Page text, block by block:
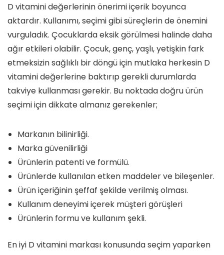
D vitamini değerlerinin önerimi içerik boyunca
aktardır. Kullanımı, seçimi gibi süreçlerin de önemini
vurguladık. Çocuklarda eksik görülmesi halinde daha
ağır etkileri olabilir. Çocuk, genç, yaşlı, yetişkin fark
etmeksizin sağlıklı bir döngü için mutlaka herkesin D
vitamini değerlerine baktırıp gerekli durumlarda
takviye kullanması gerekir. Bu noktada doğru ürün
seçimi için dikkate almanız gerekenler;
Markanın bilinirliği.
Marka güvenilirliği
Ürünlerin patenti ve formülü.
Ürünlerde kullanılan etken maddeler ve bileşenler.
Ürün içeriğinin şeffaf şekilde verilmiş olması.
Kullanım deneyimi içerek müşteri görüşleri
Ürünlerin formu ve kullanım şekli.
En iyi D vitamini markası konusunda seçim yaparken